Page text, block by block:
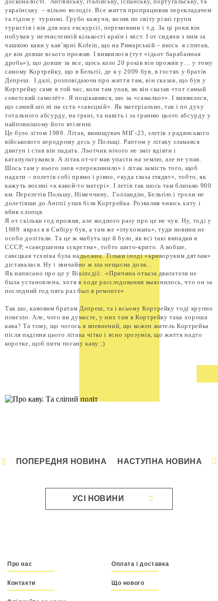
українську – вільно володіє. Все життя пропрацював перекладачем
та гідом у туризмі. Грубо кажучи, возив по світу різні групи
туристів і вів для них екскурсії, перемовини і т.д. За ці роки він
побував у незчисленній кількості країн і міст. І от сидячи з ним за
чашкою кави у кав’ярні Kofein, що на Римарській – якось я спитав,
де він довше всього прожив. І виявилося (тут «ідьот барабанная
дробь»), що довше за все, щось коло 20 років він прожив у… у тому
самому Кортрейку, що в Бельгії, де я у 2009 був, в гостях у братів
Депреш. І далі, розповідаючи про життя там, він сказав, що був у
Кортрейку саме в той час, коли там упав, як він сказав «тот самый
советский самолёт». Я поцікавився, шо за «самальот». І виявилося,
що самий шо ні на єсть «савєцкій». Як матеріально, так і по духу
тотального абсурду, на грані, та навіть і за гранню цього абсурду у
найповнішому його втіленні.
Це було літом 1989. Літак, винищувач МІГ-23, злетів з радянського
військового аеродрому десь у Польщі. Раптом у літаку зламався
двигун і став він падать. Льотчик нічого не зміг вдіяти і
катапультувався. А літак от-от мав упасти на землю, але не упав.
Шось там у нього знов «переклинило» і літак замість того, щоб
падати – полетів собі прямо і рівно, «куда глаза глядят», тобто, як
кажуть воєнні «к какой-то матєрі». І летів так шось там близько 900
км. Перелетів Польшу, Німеччину, Голландію, Бельгію і трохи не
долетівши до Англії упав біля Кортрейка. Розвалив чиюсь хату і
вбив хлопця.
Я от скільки год прожив, але жодного разу про це не чув. Ну, тоді у
1989 якраз я в Сибіру був, а там же «глухомань», туди новини не
особо долітали. Та це ж мабуть ще й було, як всі такі випадки в
СССР, «савєршенна сєкрєтна», тобто шито-крито. А вобше,
савєцкая тєхніка була надьожна. Тільки іноді «криворуким дятлам»
діставалася. Ну і звичайно ж зла нещасна доля...
Як написано про це у Вікіпєдії: «Причина отказа двигателя не
была установлена, хотя в ходе расследования выяснилось, что он за
последний год пять раз был в ремонте»
Так шо, кавовим братам Депреш, та і всьому Кортрейку тоді крупно
повезло. Але, чого ви думаєте, у них там в Кортрейку така хороша
кава? Та тому, що чогось я впевнений, що кожен житель Кортрейка
після падіння цього літака чітко і ясно зрозумів, що життя надто
коротке, щоб пити погану каву ;)
ПОПЕРЕДНЯ НОВИНА НАСТУПНА НОВИНА
УСІ НОВИНИ
Про нас Оплата і доставка
Контакти Що нового